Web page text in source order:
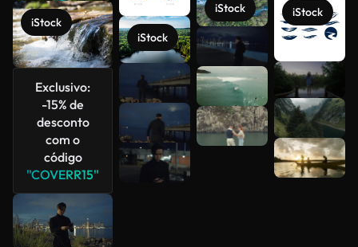
iStock
Exclusivo:
-15% de
desconto
com o
código
"COVERR15"
iStock
iStock iStock
Veja mais